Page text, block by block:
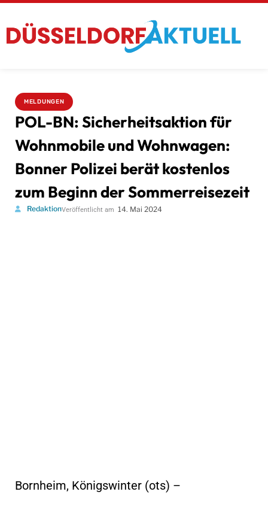
MELDUNGEN
POL-BN: Sicherheitsaktion für
Wohnmobile und Wohnwagen:
Bonner Polizei berät kostenlos
zum Beginn der Sommerreisezeit
RedaktionVeröffentlicht am 14. Mai 2024
Bornheim, Königswinter (ots) –